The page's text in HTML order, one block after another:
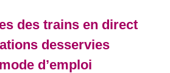
des trains en direct
desservies
d’emploi